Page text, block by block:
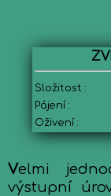
Složitost :
Pájení :
Oživení :
Velmi
výstupní